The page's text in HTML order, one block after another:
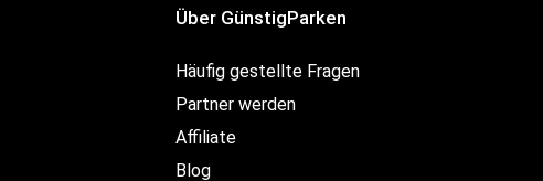
Über GünstigParken
Häufig gestellte Fragen
Partner werden
Affiliate
Blog